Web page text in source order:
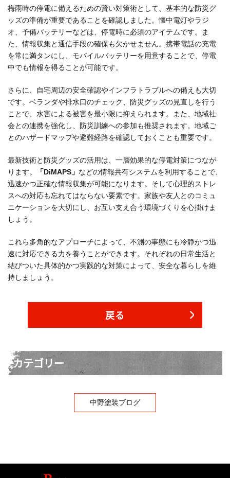
梅雨時の停電に備えるための賢い対策術として、基本的な防災グ
ッズの準備が重要であることを確認しました。懐中電灯やラジ
オ、予備バッテリーなどは、停電時に必須のアイテムです。ま
た、情報収集と通信手段の確保も欠かせません。携帯電話の充電
を常に満タンにし、モバイルバッテリーを用意することで、停電
中でも情報を得ることが可能です。
さらに、自宅周辺の安全確認やインフラトラブルへの備えも大切
です。ベランダや排水口のチェック、防災グッズの見直しを行う
ことで、水害による被害を最小限に抑えられます。また、地域社
会との連携を強化し、防災訓練への参加も推奨されます。地域ご
とのハザードマップや避難経路を確認しておくことも重要です。
最新技術と防災グッズの活用は、一層効果的な停電対策につなが
ります。
「DiMAPS」 などの情報共有システムを利用することで、
迅速かつ正確な情報収集が可能になります。そして心理的ストレ
スへの対応も忘れてはならない要素です。家族や友人とのコミュ
ニケーションを大切にし、お互い支え合う環境づくりを心掛けま
しょう。
これら多角的なアプローチによって、不測の事態にも冷静かつ迅
速に対応できる力を養うことができます。それぞれの日常生活と
結びついた具体的かつ実践的な対策によって、安全な暮らしを維
持しましょう。
戻る
カテゴリー
中野塗装ブログ